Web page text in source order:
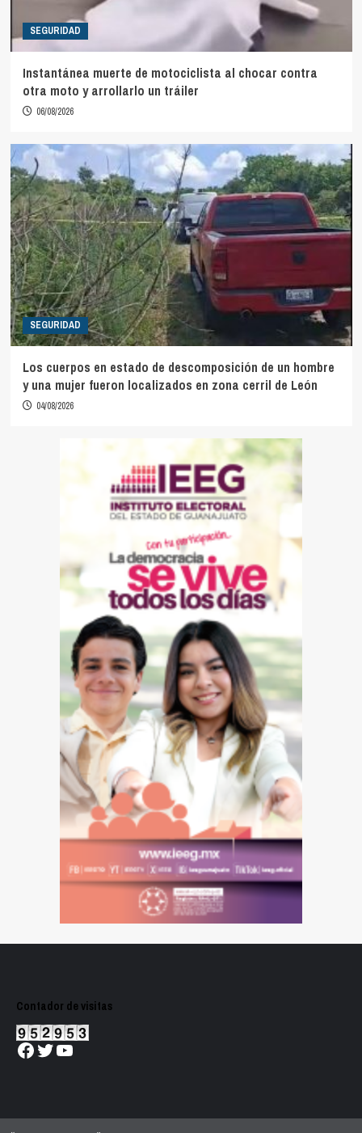
SEGURIDAD
Instantánea muerte de motociclista al chocar contra
otra moto y arrollarlo un tráiler
06/08/2026
SEGURIDAD
Los cuerpos en estado de descomposición de un hombre
y una mujer fueron localizados en zona cerril de León
04/08/2026
Contador de visitas
Facebook
Twitter
YouTube